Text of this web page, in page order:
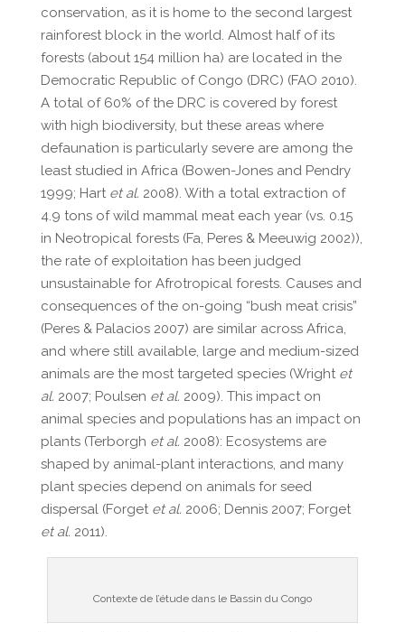
conservation, as it is home to the second largest
rainforest block in the world. Almost half of its
forests (about 154 million ha) are located in the
Democratic Republic of Congo (DRC) (FAO 2010).
A total of 60% of the DRC is covered by forest
with high biodiversity, but these areas where
defaunation is particularly severe are among the
least studied in Africa (Bowen-Jones and Pendry
1999; Hart et al. 2008). With a total extraction of
4.9 tons of wild mammal meat each year (vs. 0.15
in Neotropical forests (Fa, Peres & Meeuwig 2002)),
the rate of exploitation has been judged
unsustainable for Afrotropical forests. Causes and
consequences of the on-going “bush meat crisis”
(Peres & Palacios 2007) are similar across Africa,
and where still available, large and medium-sized
animals are the most targeted species (Wright et
al. 2007; Poulsen et al. 2009). This impact on
animal species and populations has an impact on
plants (Terborgh et al. 2008): Ecosystems are
shaped by animal-plant interactions, and many
plant species depend on animals for seed
dispersal (Forgetet al. 2006; Dennis 2007; Forget
et al. 2011).
Contexte de l’étude dans le Bassin du Congo